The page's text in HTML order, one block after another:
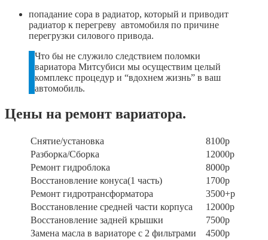
попадание сора в радиатор, который и приводит
радиатор к перегреву автомобиля по причине
перегрузки силового привода.
Что бы не служило следствием поломки
вариатора Митсубиси мы осуществим целый
комплекс процедур и “вдохнем жизнь” в ваш
автомобиль.
Цены на ремонт вариатора.
Снятие/установка
8100р
Разборка/Сборка
12000р
Ремонт гидроблока
8000р
Восстановление конуса(1 часть)
1700р
Ремонт гидротрансформатора
3500+р
Восстановление средней части корпуса
12000р
Восстановление задней крышки
7500р
Замена масла в вариаторе с 2 фильтрами
4500р